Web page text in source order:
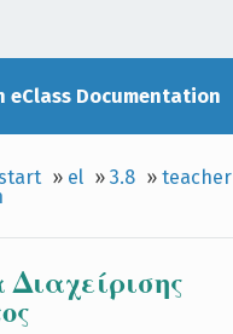
eClass Documentation
» el »3.8 »teacher